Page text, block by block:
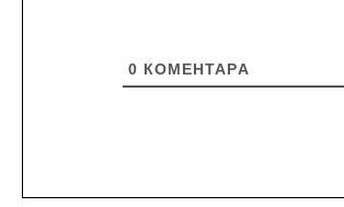
0 КОМЕНТАРA